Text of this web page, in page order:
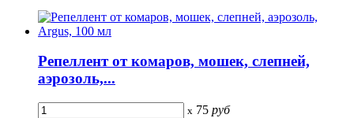
Репеллент от комаров, мошек, слепней,
аэрозоль,...
x 75 руб